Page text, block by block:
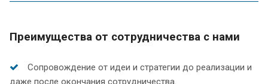
Преимущества от сотрудничества с нами
Сопровождение от идеи и стратегии до реализации и
даже после окончания сотрудничества.